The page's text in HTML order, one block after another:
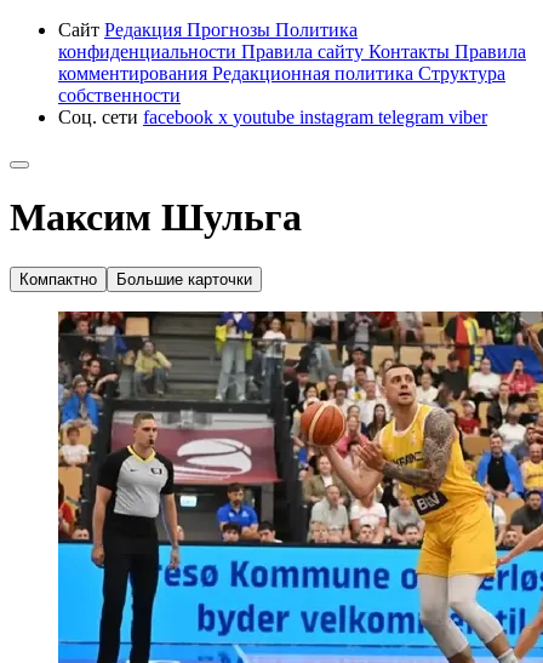
Сайт Редакция Прогнозы Политика
конфиденциальности Правила сайту Контакты Правила
комментирования Редакционная политика Структура
собственности
Соц. сети facebook x youtube instagram telegram viber
Максим Шульга
Компактно Большие карточки